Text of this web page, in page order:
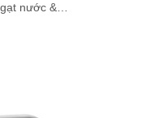
gạt nước &…